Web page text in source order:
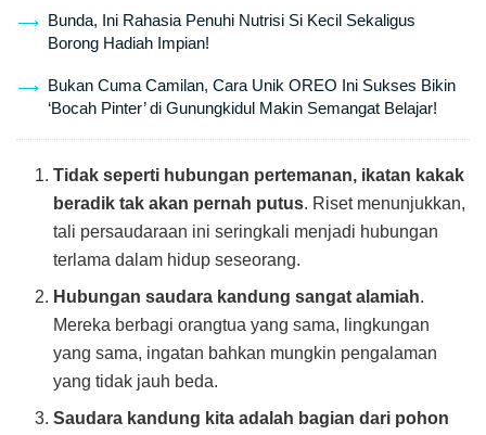
Bunda, Ini Rahasia Penuhi Nutrisi Si Kecil Sekaligus
Borong Hadiah Impian!
Bukan Cuma Camilan, Cara Unik OREO Ini Sukses Bikin
‘Bocah Pinter’ di Gunungkidul Makin Semangat Belajar!
Tidak seperti hubungan pertemanan, ikatan kakak
beradik tak akan pernah putus. Riset menunjukkan,
tali persaudaraan ini seringkali menjadi hubungan
terlama dalam hidup seseorang.
Hubungan saudara kandung sangat alamiah.
Mereka berbagi orangtua yang sama, lingkungan
yang sama, ingatan bahkan mungkin pengalaman
yang tidak jauh beda.
Saudara kandung kita adalah bagian dari pohon